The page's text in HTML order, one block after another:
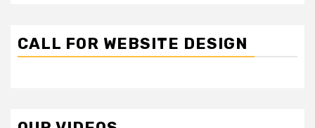
CALL FOR WEBSITE DESIGN